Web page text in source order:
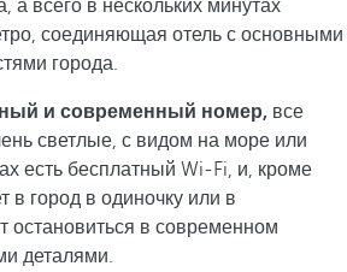
а всего в нескольких минутах
соединяющая отель с основными
города.
и современный номер, все
светлые, с видом на море или
есть бесплатный Wi-Fi, и, кроме
в город в одиночку или в
остановиться в современном
деталями.